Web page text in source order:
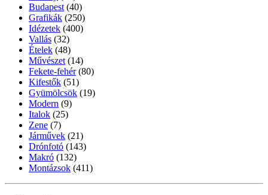
Budapest (40)
Grafikák (250)
Idézetek (400)
Vallás (32)
Ételek (48)
Művészet (14)
Fekete-fehér (80)
Kifestők (51)
Gyümölcsök (19)
Modern (9)
Italok (25)
Zene (7)
Járművek (21)
Drónfotó (143)
Makró (132)
Montázsok (411)